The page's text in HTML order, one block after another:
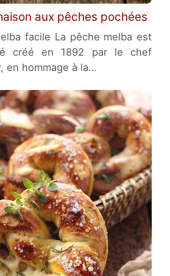
aux pêches pochées
facile La pêche melba est
créé en 1892 par le chef
en hommage à la…